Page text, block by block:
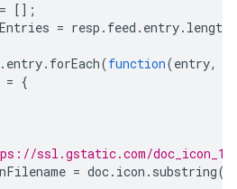
=
[];
= resp . feed . entry. length
. entry. forEach(function(entry,
= {
ssl.gstatic.com/
= doc. icon . substring(